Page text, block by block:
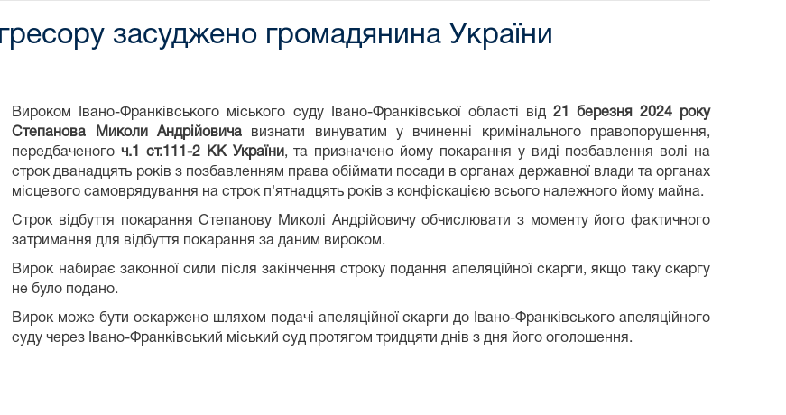
засуджено громадянина України
Вироком Івано-Франківського міського суду Івано-Франківської області від 21 березня 2024 року
Степанова Миколи Андрійовича визнати винуватим у вчиненні кримінального правопорушення,
передбаченогоч.1 ст.111-2 КК України, та призначено йому покарання у виді позбавлення волі на
строк дванадцять років з позбавленням права обіймати посади в органах державної влади та органах
місцевого самоврядування на строк п'ятнадцять років з конфіскацією всього належного йому майна.
Строк відбуття покарання Степанову Миколі Андрійовичу обчислювати з моменту його фактичного
затримання для відбуття покарання за даним вироком.
Вирок набирає законної сили після закінчення строку подання апеляційної скарги, якщо таку скаргу
не було подано.
Вирок може бути оскаржено шляхом подачі апеляційної скарги до Івано-Франківського апеляційного
суду через Івано-Франківський міський суд протягом тридцяти днів з дня його оголошення.